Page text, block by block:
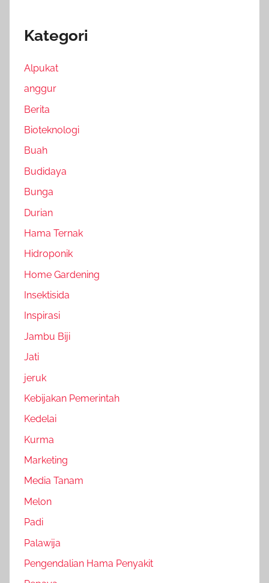
Kategori
Alpukat
anggur
Berita
Bioteknologi
Buah
Budidaya
Bunga
Durian
Hama Ternak
Hidroponik
Home Gardening
Insektisida
Inspirasi
Jambu Biji
Jati
jeruk
Kebijakan Pemerintah
Kedelai
Kurma
Marketing
Media Tanam
Melon
Padi
Palawija
Pengendalian Hama Penyakit